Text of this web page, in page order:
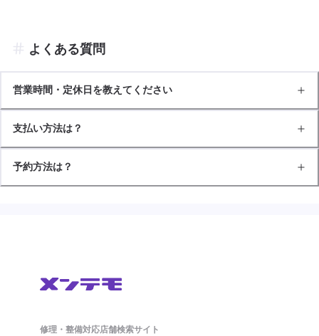
よくある質問
営業時間・定休日を教えてください
支払い方法は？
予約方法は？
修理・整備対応店舗検索サイト